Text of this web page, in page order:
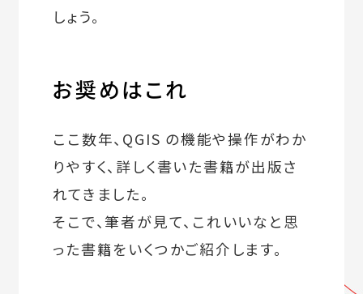
しょう。
お奨めはこれ
ここ数年、QGIS の機能や操作がわか
りやすく、詳しく書いた書籍が出版さ
れてきました。
そこで、筆者が見て、これいいなと思
った書籍をいくつかご紹介します。